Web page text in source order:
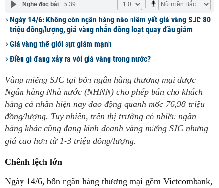
Nghe đọc bài 5:39
Ngày 14/6: Không còn ngân hàng nào niêm yết giá vàng SJC 80
triệu đồng/lượng, giá vàng nhẫn đồng loạt quay đầu giảm
Giá vàng thế giới sụt giảm mạnh
Điều gì đang xảy ra với giá vàng trong nước?
Vàng miếng SJC tại bốn ngân hàng thương mại được
Ngân hàng Nhà nước (NHNN) cho phép bán cho khách
hàng cá nhân hiện nay dao động quanh mốc 76,98 triệu
đồng/lượng. Tuy nhiên, trên thị trường có nhiều ngân
hàng khác cũng đang kinh doanh vàng miếng SJC nhưng
giá cao hơn từ 1-3 triệu đồng/lượng.
Chênh lệch lớn
Ngày 14/6, bốn ngân hàng thương mại gồm Vietcombank,